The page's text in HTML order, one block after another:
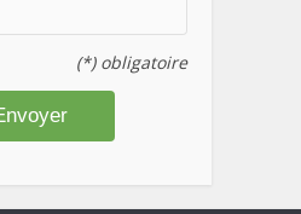
(*) obligatoire